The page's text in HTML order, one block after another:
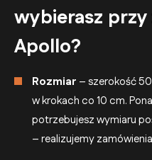
wybierasz
Apollo?
Rozmiar – szerokość
w krokach co 10 cm.
potrzebujesz wymiaru
– realizujemy